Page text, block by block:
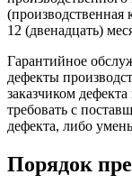
(производственная
12 (двенадцать)
Гарантийное
дефекты
заказчиком
требовать с
дефекта, либо
Порядок